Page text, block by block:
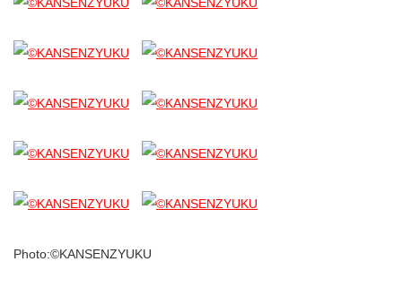
Photo:©KANSENZYUKU